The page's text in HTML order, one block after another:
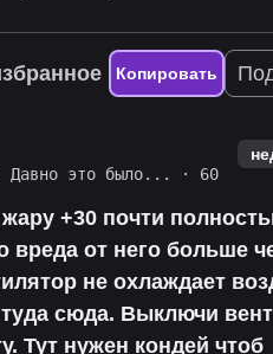
Копировать
Давно это было...
· 60
+30 почти
вреда от него больше
не охлаждает
сюда. Выключи
Тут нужен кондей чтоб